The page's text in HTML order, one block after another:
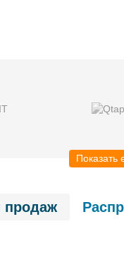
Показать
продаж